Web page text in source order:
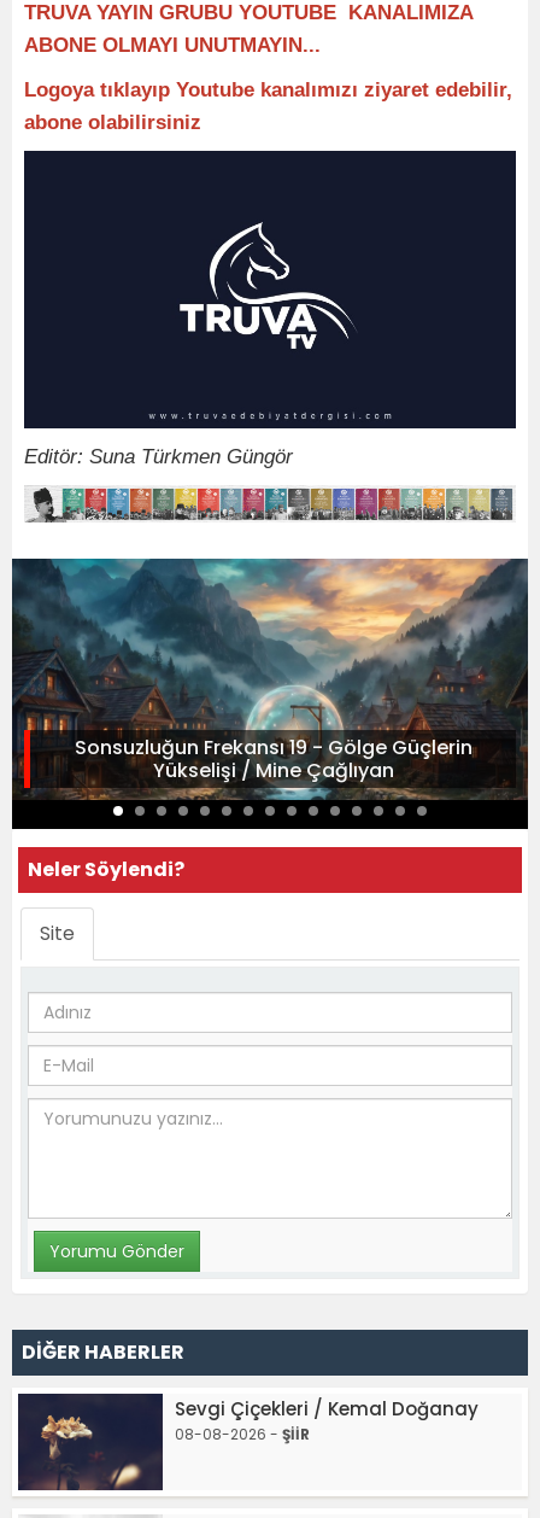
TRUVA YAYIN GRUBU YOUTUBE KANALIMIZA
ABONE OLMAYI UNUTMAYIN...
Logoya tıklayıp Youtube kanalımızı ziyaret edebilir,
abone olabilirsiniz
Editör: Suna Türkmen Güngör
Sonsuzluğun Frekansı 19 - Gölge Güçlerin
Yükselişi / Mine Çağlıyan
Neler Söylendi?
Site
DİĞER HABERLER
Sevgi Çiçekleri / Kemal Doğanay
08-08-2026 - ŞİİR